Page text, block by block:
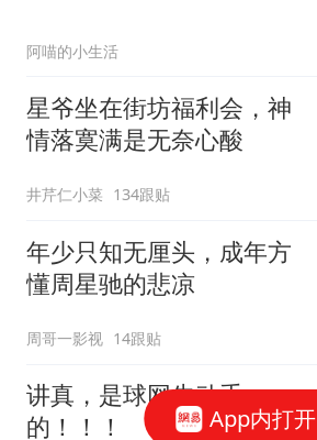
阿喵的小生活
星爷坐在街坊福利会，神
情落寞满是无奈心酸
井芹仁小菜 134跟贴
年少只知无厘头，成年方
懂周星驰的悲凉
周哥一影视 14跟贴
讲真，是球网先动手
的！！！
App内打开